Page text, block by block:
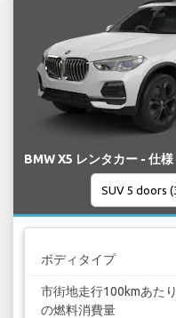
BMW X5 レンタカー - 仕様
ボディタイプ
市街地走行100kmあたり
の燃料消費量